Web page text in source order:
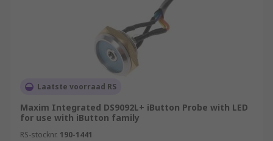
Laatste voorraad RS
Maxim Integrated DS9092L+ iButton Probe with LED
for use with iButton family
RS-stocknr. 190-1441